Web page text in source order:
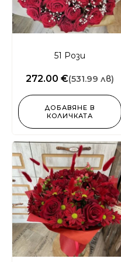
51 Рози
272.00 €(531.99 лв)
ДОБАВЯНЕ В
КОЛИЧКАТА